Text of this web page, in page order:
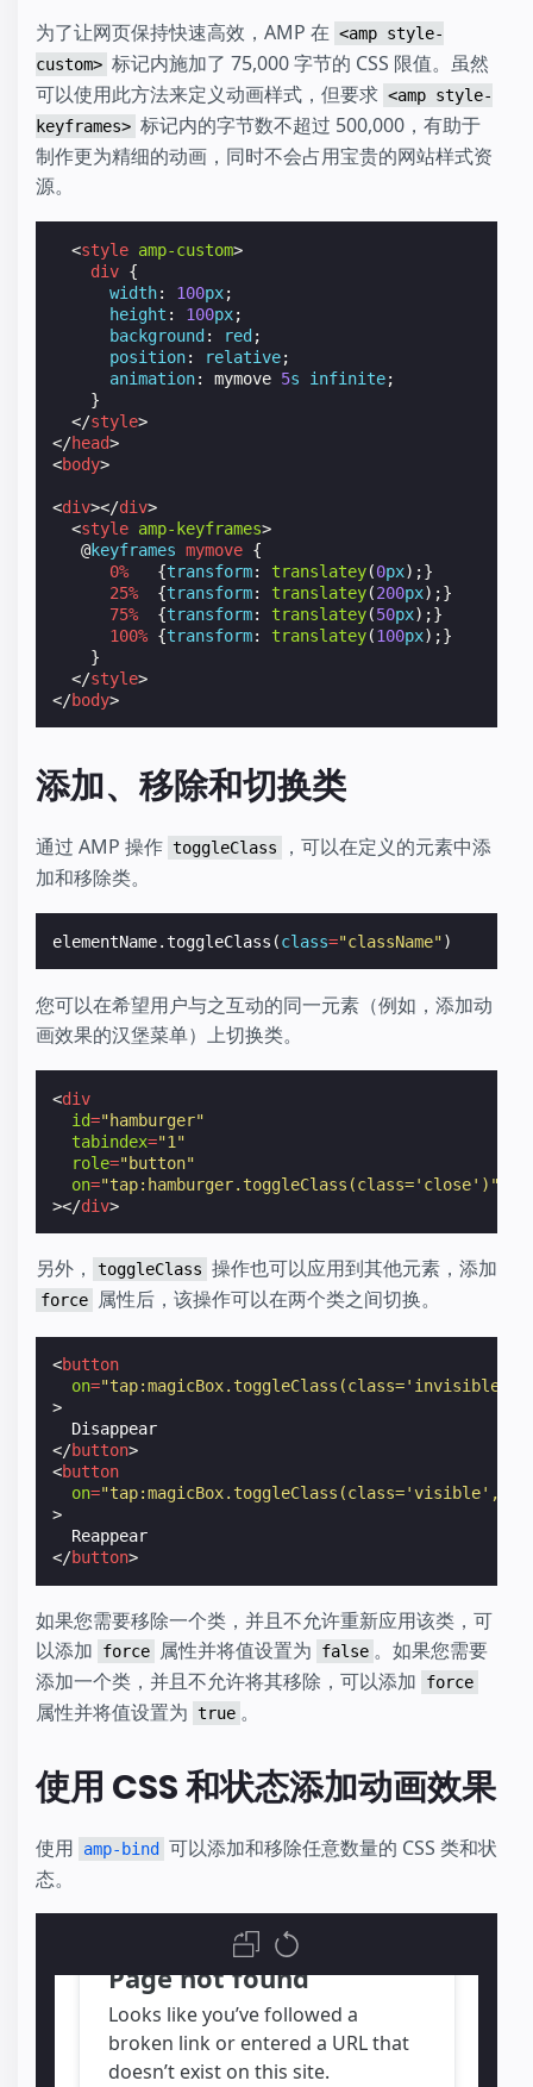
为了让网页保持快速高效，AMP 在 <amp style-
custom> 标记内施加了 75,000 字节的 CSS 限值。虽然
可以使用此方法来定义动画样式，但要求 <amp style-
keyframes> 标记内的字节数不超过 500,000，有助于
制作更为精细的动画，同时不会占用宝贵的网站样式资
源。
<style amp-custom>
div {
width: 100px;
height : 100px;
background: red;
position: relative;
animation: mymove 5s infinite;
}
</style>
</head>
<body>
<div></div>
<style amp-keyframes>
@keyframes mymove {
0% {transform: translatey(0px);}
25% {transform: translatey(200px);}
75% {transform: translatey(50px);}
100% {transform: translatey(100px);}
}
</style>
</body>
添加、移除和切换类
通过 AMP 操作 toggleClass
，可以在定义的元素中添
加和移除类。
elementName.toggleClass (class="className")
您可以在希望用户与之互动的同一元素（例如，添加动
画效果的汉堡菜单）上切换类。
<div
id="hamburger"
tabindex="1"
role="button"
on="tap:hamburger.toggleClass(class='close')"
></div>
另外， toggleClass 操作也可以应用到其他元素，添加
force 属性后，该操作可以在两个类之间切换。
<button
on=
>
</button>
<button
on="tap:magicBox.toggleClass(class='visible',
>
</button>
如果您需要移除一个类，并且不允许重新应用该类，可
以添加
force 属性并将值设置为 false 。如果您需要
添加一个类，并且不允许将其移除，可以添加
force
属性并将值设置为 true 。
使用 CSS 和状态添加动画效果
使用 amp-bind
可以添加和移除任意数量的 CSS 类和状
态。